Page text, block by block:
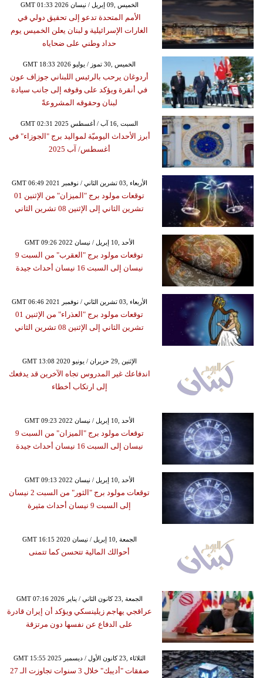
GMT 01:33 2026 الخميس ,09 إبريل / نيسان
الأمم المتحدة تدعو إلى تحقيق دولي في
الغارات الإسرائيلية و لبنان يعلن الخميس يوم
حداد وطني على ضحاياه
GMT 18:33 2026 الخميس ,30 تموز / يوليو
أردوغان يرحب بالرئيس اللبناني جوزاف عون
في أنقرة ويؤكد على وقوفه إلى جانب سيادة
لبنان وحقوقه المشروعةً
GMT 02:31 2025 السبت ,16 آب / أغسطس
أبرز الأحداث اليوميّة لمواليد برج "الجوزاء" في
أغسطس/ آب 2025
GMT 06:49 2021 الأربعاء ,03 تشرين الثاني / نوفمبر
توقعات مولود برج "الميزان" من الإثنين 01
تشرين الثاني إلى الإثنين 08 تشرين الثاني
GMT 09:26 2022 الأحد ,10 إبريل / نيسان
توقعات مولود برج "العقرب" من السبت 9
نيسان إلى السبت 16 نيسان أحداث جيدة
GMT 06:46 2021 الأربعاء ,03 تشرين الثاني / نوفمبر
توقعات مولود برج "العذراء" من الإثنين 01
تشرين الثاني إلى الإثنين 08 تشرين الثاني
GMT 13:08 2020 الإثنين ,29 حزيران / يونيو
اندفاعك غير المدروس تجاه الآخرين قد يدفعك
إلى ارتكاب أخطاء
GMT 09:23 2022 الأحد ,10 إبريل / نيسان
توقعات مولود برج "الميزان" من السبت 9
نيسان إلى السبت 16 نيسان أحداث جيدة
GMT 09:13 2022 الأحد ,10 إبريل / نيسان
توقعات مولود برج "الثور" من السبت 2 نيسان
إلى السبت 9 نيسان أحداث مثيرة
GMT 16:15 2020 الجمعة ,10 إبريل / نيسان
أحوالك المالية تتحسن كما تتمنى
GMT 07:16 2026 الجمعة ,23 كانون الثاني / يناير
عراقجي يهاجم زيلينسكي ويؤكد أن إيران قادرة
على الدفاع عن نفسها دون مرتزقة
GMT 15:55 2025 الثلاثاء ,23 كانون الأول / ديسمبر
صفقات "أديبك" خلال 3 سنوات تجاوزت الـ 27